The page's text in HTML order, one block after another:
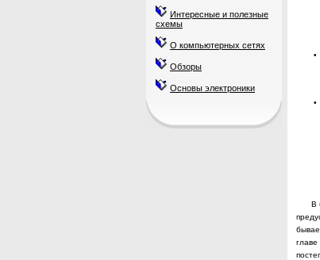
Интересные и полезные
схемы
О компьютерных сетях
Обзоры
Основы электроники
•
•
В